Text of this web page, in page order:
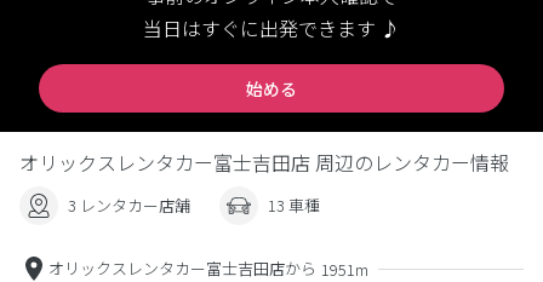
当日はすぐに出発できます ♪
始める
オリックスレンタカー富士吉田店 周辺のレンタカー情報
3 レンタカー店舗 13 車種
オリックスレンタカー富士吉田店から 1951m